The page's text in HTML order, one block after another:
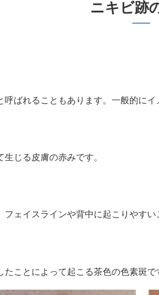
ニキビ跡
ばれることもあります。一般的に
じる皮膚の赤みです。
ェイスラインや背中に起こりやすい
ことによって起こる茶色の色素斑で